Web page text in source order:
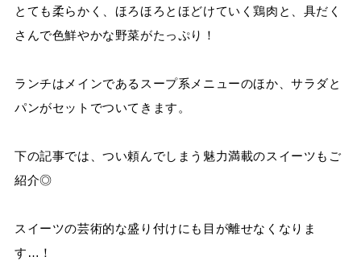
とても柔らかく、ほろほろとほどけていく鶏肉と、具だく
さんで色鮮やかな野菜がたっぷり！
ランチはメインであるスープ系メニューのほか、サラダと
パンがセットでついてきます。
下の記事では、つい頼んでしまう魅力満載のスイーツもご
紹介◎
スイーツの芸術的な盛り付けにも目が離せなくなりま
す…！